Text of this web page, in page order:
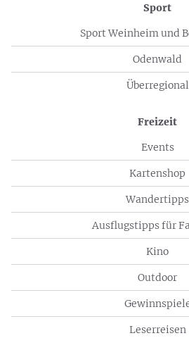
Sport
Sport Weinheim und
Odenwald
Überregional
Freizeit
Events
Kartenshop
Wandertipps
Ausflugstipps für
Kino
Outdoor
Leserreisen